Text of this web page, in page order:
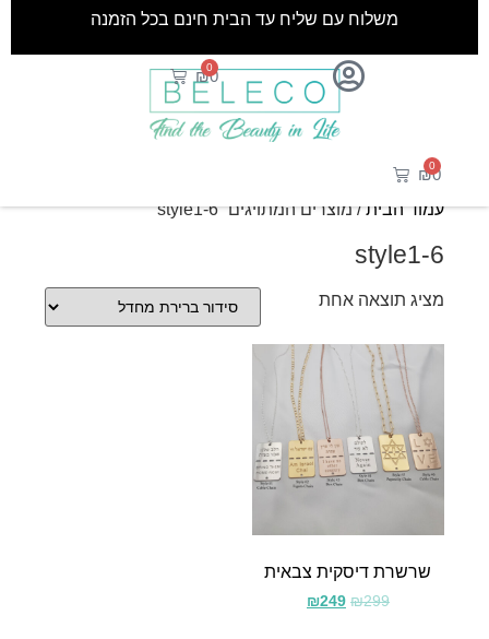
₪0
0
משלוח עם שליח עד הבית חינם בכל הזמנה
₪0
0
עמוד הבית/ מוצרים המתויגים “style1-6”
style1-6
מציג תוצאה אחת
שרשרת דיסקית צבאית
₪299
₪249